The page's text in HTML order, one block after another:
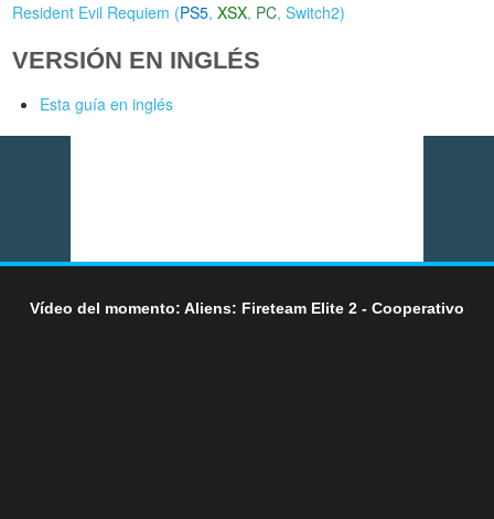
Resident Evil Requiem (PS5,XSX, PC,Switch2)
VERSIÓN EN INGLÉS
Esta guía en inglés
Vídeo del momento: Aliens: Fireteam Elite 2 - Cooperativo